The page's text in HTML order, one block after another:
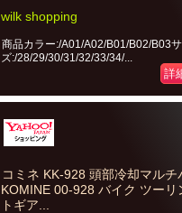
wilk shopping
商品カラー:/A01/A02/B01/B02/B03
ズ:/28/29/30/31/32/33/34/...
詳
コミネ KK-928 頭部冷却マルチ
KOMINE 00-928 バイク ツーリ
トギア...